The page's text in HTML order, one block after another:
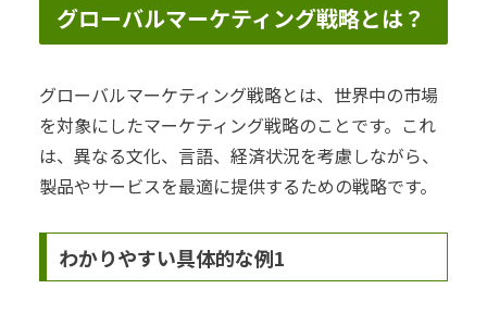
グローバルマーケティング戦略とは？
グローバルマーケティング戦略とは、世界中の市場
を対象にしたマーケティング戦略のことです。これ
は、異なる文化、言語、経済状況を考慮しながら、
製品やサービスを最適に提供するための戦略です。
わかりやすい具体的な例1